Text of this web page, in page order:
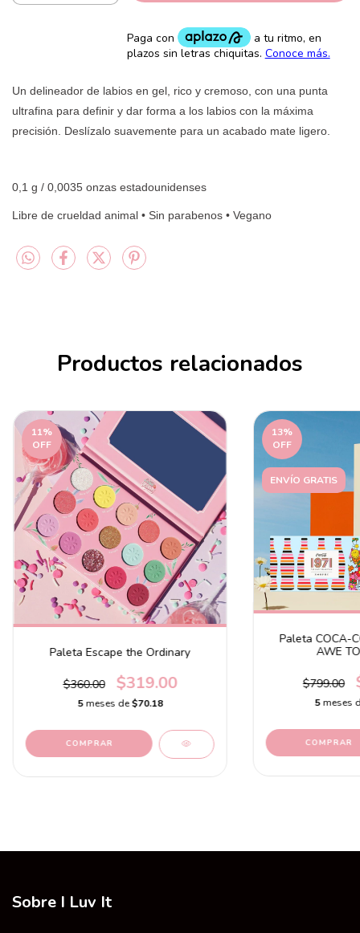
Un delineador de labios en gel, rico y cremoso, con una punta
ultrafina para definir y dar forma a los labios con la máxima
precisión. Deslízalo suavemente para un acabado mate ligero.
0,1 g / 0,0035 onzas estadounidenses
Libre de crueldad animal • Sin parabenos • Vegano
Productos relacionados
11%
OFF
Paleta Escape the Ordinary
$360.00 $319.00
5 meses de$70.18
13%
OFF
ENVÍO GRATIS
Paleta COCA-
AWE
$799.00
5 meses
Sobre I Luv It